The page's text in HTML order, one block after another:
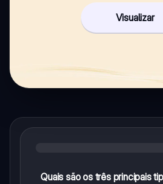
Visualizar
Quais são os três principais